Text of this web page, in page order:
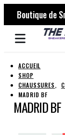
Boutique de
ACCUEIL
SHOP
CHAUSSURES,
MADRID BF
MADRID BF